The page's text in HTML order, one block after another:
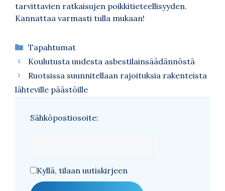
tarvittavien ratkaisujen poikkitieteellisyyden.
Kannattaa varmasti tulla mukaan!
Kategoriat
Tapahtumat
Koulutusta uudesta asbestilainsäädännöstä
Ruotsissa suunnitellaan rajoituksia rakenteista
lähteville päästöille
Sähköpostiosoite:
Kyllä, tilaan uutiskirjeen